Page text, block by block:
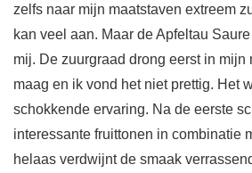
zelfs naar mijn maatstaven extreem
kan veel aan. Maar de Apfeltau
mij. De zuurgraad drong eerst in mijn
maag en ik vond het niet prettig. Het
schokkende ervaring. Na de eerste
interessante fruittonen in combinatie
helaas verdwijnt de smaak